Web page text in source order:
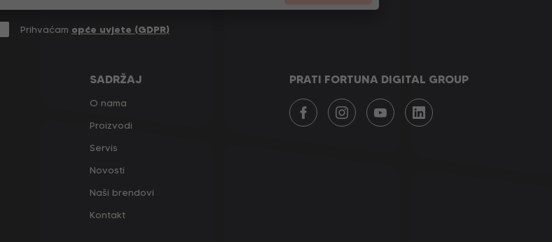
Prihvaćam opće uvjete (GDPR)
SADRŽAJ
O nama
Proizvodi
Servis
Novosti
Naši brendovi
Kontakt
PRATI FORTUNA DIGITAL GROUP